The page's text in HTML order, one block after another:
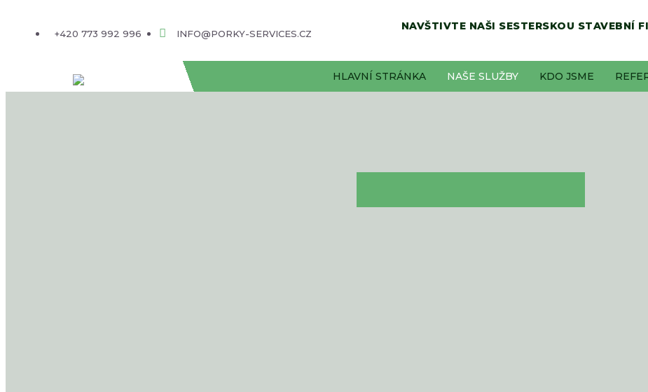
+420 773 992 996 INFO@PORKY-SERVICES.CZ
NAVŠTIVTE NAŠI SESTERSKOU STAVEBNÍ
HLAVNÍ STRÁNKA NAŠE SLUŽBY KDO JSME